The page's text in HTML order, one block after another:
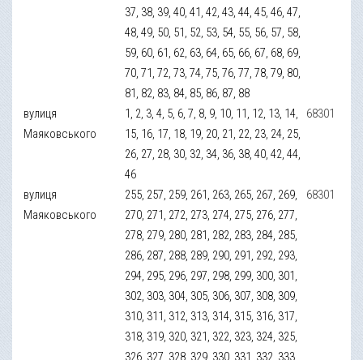
37, 38, 39, 40, 41, 42, 43, 44, 45, 46, 47,
48, 49, 50, 51, 52, 53, 54, 55, 56, 57, 58,
59, 60, 61, 62, 63, 64, 65, 66, 67, 68, 69,
70, 71, 72, 73, 74, 75, 76, 77, 78, 79, 80,
81, 82, 83, 84, 85, 86, 87, 88
вулиця
Маяковського
1, 2, 3, 4, 5, 6, 7, 8, 9, 10, 11, 12, 13, 14,
15, 16, 17, 18, 19, 20, 21, 22, 23, 24, 25,
26, 27, 28, 30, 32, 34, 36, 38, 40, 42, 44,
46
68301
вулиця
Маяковського
255, 257, 259, 261, 263, 265, 267, 269,
270, 271, 272, 273, 274, 275, 276, 277,
278, 279, 280, 281, 282, 283, 284, 285,
286, 287, 288, 289, 290, 291, 292, 293,
294, 295, 296, 297, 298, 299, 300, 301,
302, 303, 304, 305, 306, 307, 308, 309,
310, 311, 312, 313, 314, 315, 316, 317,
318, 319, 320, 321, 322, 323, 324, 325,
326, 327, 328, 329, 330, 331, 332, 333,
68301